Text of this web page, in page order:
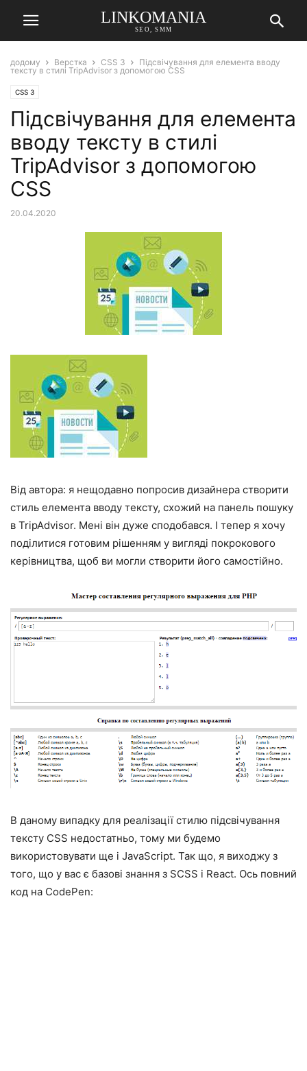
LINKOMANIA
SEO, SMM
додому Верстка CSS 3
Підсвічування для елемента вводу
тексту в стилі TripAdvisor з допомогою CSS
CSS 3
Підсвічування для елемента
вводу тексту в стилі
TripAdvisor з допомогою
CSS
20.04.2020
Від автора: я нещодавно попросив дизайнера створити
стиль елемента вводу тексту, схожий на панель пошуку
в TripAdvisor. Мені він дуже сподобався. І тепер я хочу
поділитися готовим рішенням у вигляді покрокового
керівництва, щоб ви могли створити його самостійно.
В даному випадку для реалізації стилю підсвічування
тексту CSS недостатньо, тому ми будемо
використовувати ще і JavaScript. Так що, я виходжу з
того, що у вас є базові знання з SCSS і React. Ось повний
код на CodePen: